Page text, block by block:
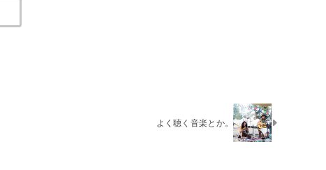
よく聴く音楽とか。